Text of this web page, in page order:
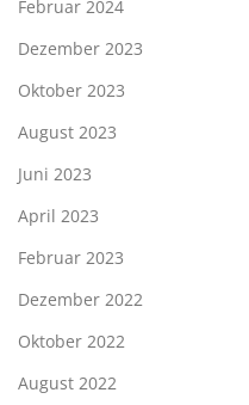
Februar 2024
Dezember 2023
Oktober 2023
August 2023
Juni 2023
April 2023
Februar 2023
Dezember 2022
Oktober 2022
August 2022